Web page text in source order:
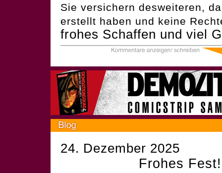
Sie versichern desweiteren,
erstellt haben und keine
frohes Schaffen und viel
24. Dezember 2025
Frohes Fest!